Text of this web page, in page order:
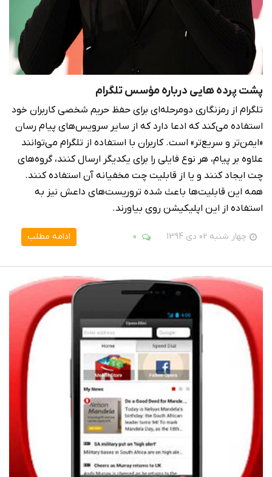
پشت پرده هایی درباره مؤسس تلگرام
تلگرام از رمزنگاری دومرحله‌ای برای حفظ حریم شخصی کاربران خود
استفاده می‌کند که ادعا دارد که از سایر سرویس‌های پیام رسان
«ایمن‌تر و سریع‌تر» است. کاربران با استفاده از تلگرام می‌توانند
علاوه بر پیام، هر نوع فایلی را برای یکدیگر ارسال کنند، گروه‌های
چت ایجاد کنند و یا از قابلیت چت مخفیانه آن استفاده کنند.
همه این قابلیت‌ها باعث شده تروریست‌های داعش نیز به
استفاده از این اپلیکیشن روی بیاورند.
چهار شنبه 02 دی 1394 0 ادامه مطلب